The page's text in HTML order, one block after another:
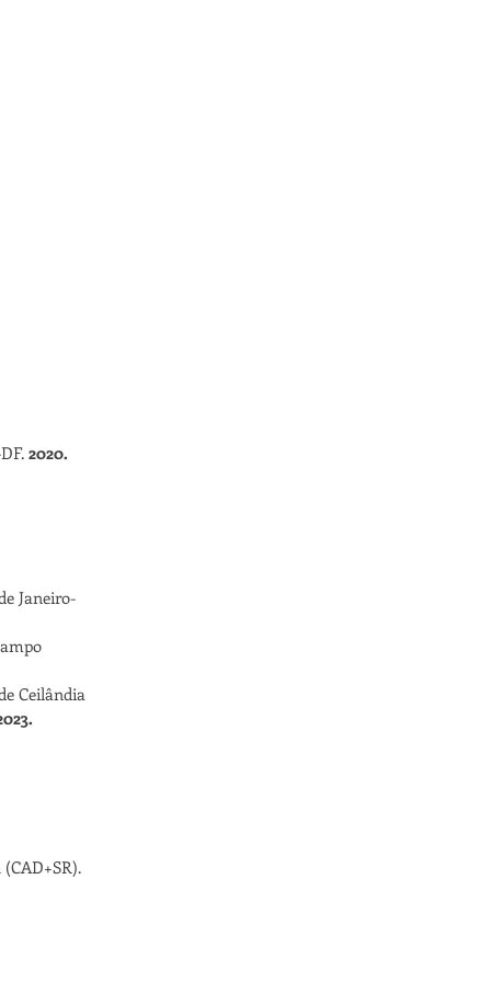
2020.
Janeiro-
Ceilândia